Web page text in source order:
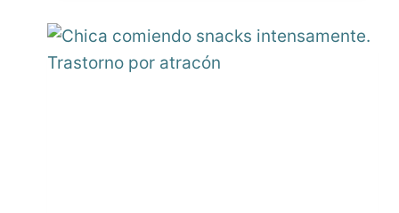
generalizada
(TAG)